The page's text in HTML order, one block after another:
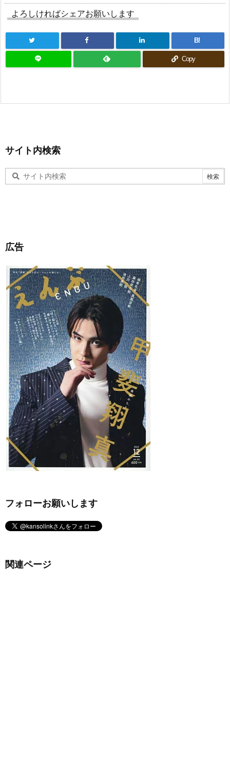
よろしければシェアお願いします
B!
Copy
サイト内検索
広告
フォローお願いします
関連ページ